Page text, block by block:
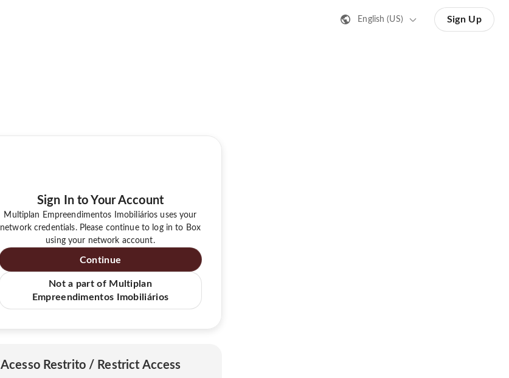
English (US) Sign Up
Sign In to Your Account
Multiplan Empreendimentos Imobiliários uses your
network credentials. Please continue to log in to Box
using your network account.
Continue
Not a part of Multiplan
Empreendimentos Imobiliários
Acesso Restrito / Restrict Access